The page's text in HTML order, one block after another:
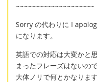
~~~~~~~~~~~~~~~~~~~~
Sorry の代わりに I
になります。
英語での対応は大変かと
まったフレーズはないので
大体ノリで何とかなります